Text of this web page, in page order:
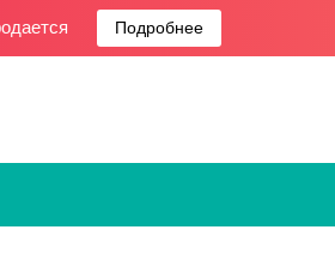
Подробнее